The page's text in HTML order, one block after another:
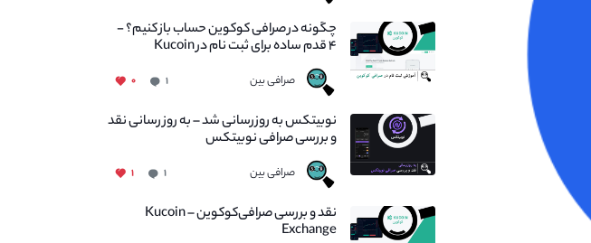
چگونه در صرافی کوکوین حساب باز کنیم؟ -
۴ قدم ساده برای ثبت نام در Kucoin
صرافی بین ۱ ۰
نوبیتکس به روزرسانی شد – به روز رسانی نقد
و بررسی صرافی نوبیتکس
صرافی بین ۱ ۱
نقد و بررسی صرافی‌کوکوین – Kucoin
Exchange